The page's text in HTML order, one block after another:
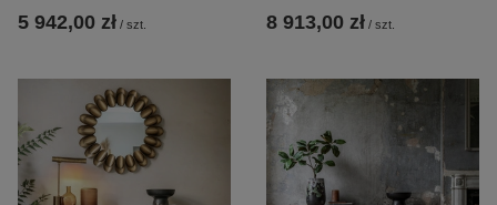
5 942,00 zł / szt. 8 913,00 zł / szt.